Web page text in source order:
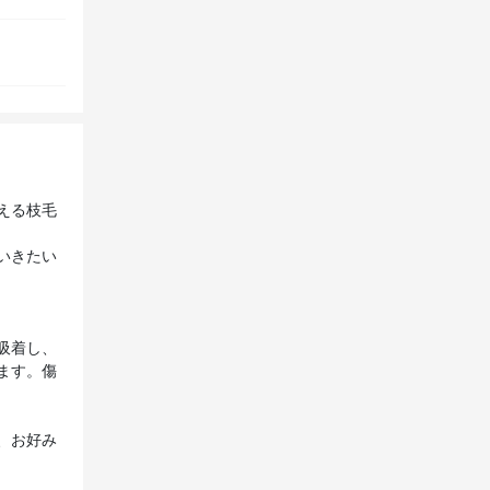
る枝毛
きたい
着し、
す。傷
お好み